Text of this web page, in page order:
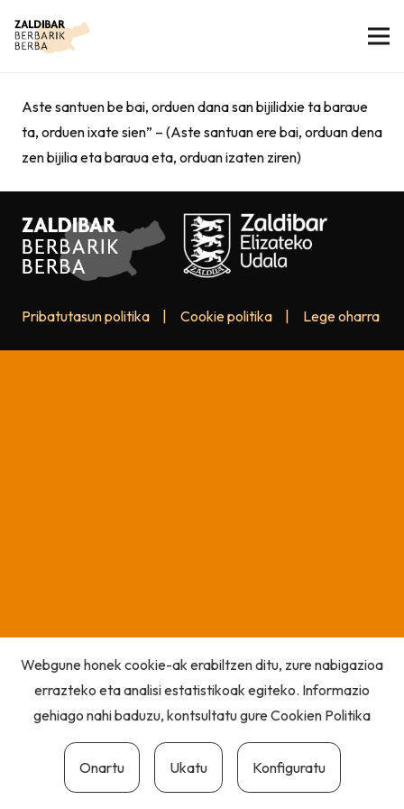
Aste santuen be bai, orduen dana san bijilidxie ta baraue
ta, orduen ixate sien” – (Aste santuan ere bai, orduan dena
zen bijilia eta baraua eta, orduan izaten ziren)
Pribatutasun politika Cookie politika Lege oharra
Webgune honek cookie-ak erabiltzen ditu, zure nabigazioa
errazteko eta analisi estatistikoak egiteko. Informazio
gehiago nahi baduzu, kontsultatu gureCookien Politika
Onartu Ukatu Konfiguratu